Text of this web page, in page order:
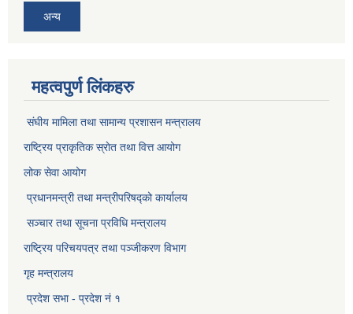
अन्य
महत्वपुर्ण लिंकहरु
संघीय मामिला तथा सामान्य प्रशासन मन्त्रालय
राष्ट्रिय प्राकृतिक स्राेत तथा वित्त आयोग
लोक सेवा आयोग
प्रधानमन्त्री तथा मन्त्रीपरिषद्को कार्यालय
सञ्‍चार तथा सूचना प्रविधि मन्त्रालय
राष्ट्रिय परिचयपत्र तथा पञ्जीकरण विभाग​
गृह मन्त्रालय
प्रदेश सभा - प्रदेश नं १